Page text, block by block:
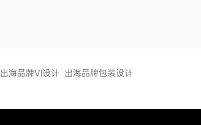
出海品牌VI设计 出海品牌包装设计